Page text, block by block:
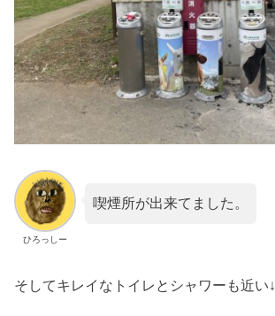
ひろっしー
喫煙所が出来てました。
そしてキレイなトイレとシャワーも近い↓